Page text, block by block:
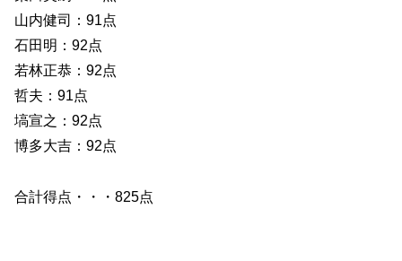
山内健司：91点
石田明：92点
若林正恭：92点
哲夫：91点
塙宣之：92点
博多大吉：92点
合計得点・・・825点